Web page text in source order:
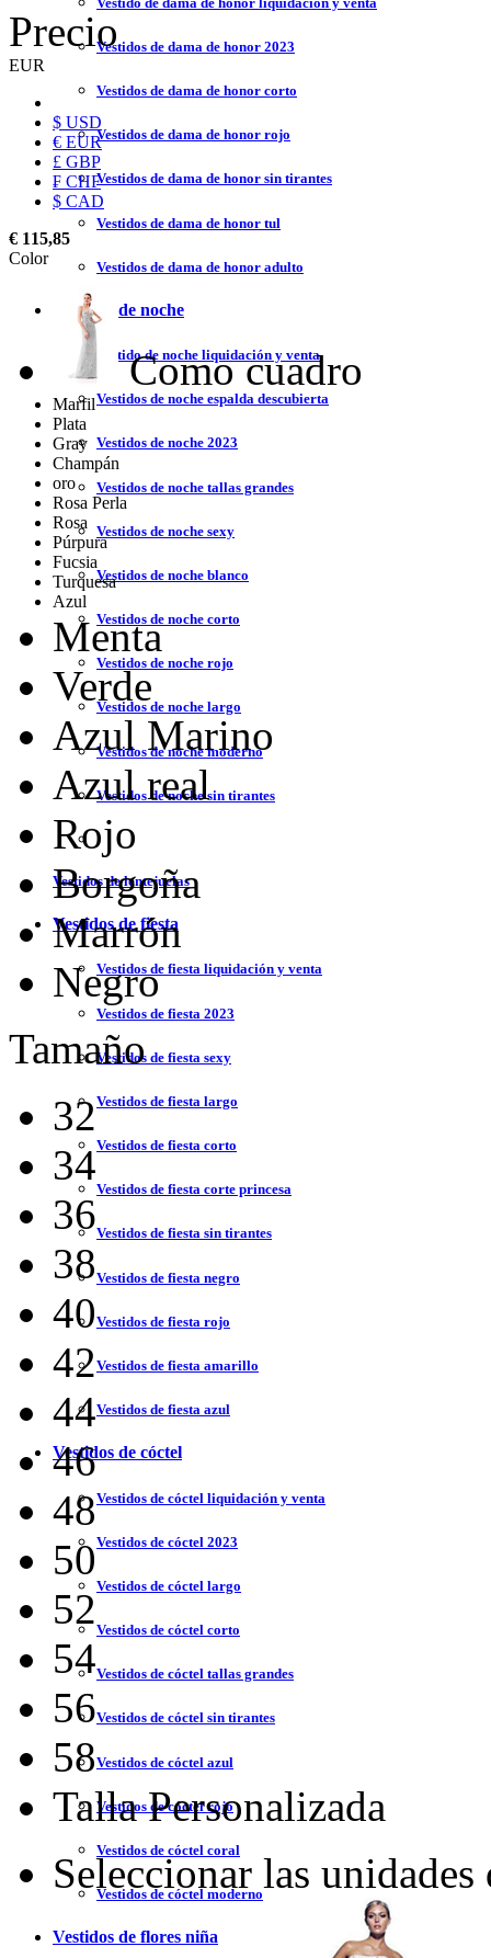
Vestidos de dama de honor 2023
Vestidos de dama de honor corto
Vestidos de dama de honor rojo
Vestidos de dama de honor sin tirantes
Vestidos de dama de honor tul
Vestidos de dama de honor adulto
Vestidos de noche
Vestido de noche liquidación y venta
Vestidos de noche espalda descubierta
Vestidos de noche 2023
Vestidos de noche tallas grandes
Vestidos de noche sexy
Vestidos de noche blanco
Vestidos de noche corto
Vestidos de noche rojo
Vestidos de noche largo
Vestidos de noche moderno
Vestidos de noche sin tirantes
Vestidos de lentejuelas
Vestidos de fiesta
Vestidos de fiesta liquidación y venta
Vestidos de fiesta 2023
Vestidos de fiesta sexy
Vestidos de fiesta largo
Vestidos de fiesta corto
Vestidos de fiesta corte princesa
Vestidos de fiesta sin tirantes
Vestidos de fiesta negro
Vestidos de fiesta rojo
Vestidos de fiesta amarillo
Vestidos de fiesta azul
Vestidos de cóctel
Vestidos de cóctel liquidación y venta
Vestidos de cóctel 2023
Vestidos de cóctel largo
Vestidos de cóctel corto
Vestidos de cóctel tallas grandes
Vestidos de cóctel sin tirantes
Vestidos de cóctel azul
Vestidos de cóctel rojo
Vestidos de cóctel coral
Vestidos de cóctel moderno
Vestidos de flores niña
Precio
EUR
$ USD
€ EUR
£ GBP
₣ CHF
$ CAD
€ 115,85
Color
Como cuadro
Marfil
Plata
Gray
Champán
oro
Rosa Perla
Rosa
Púrpura
Fucsia
Turquesa
Azul
Menta
Verde
Azul Marino
Azul real
Rojo
Borgoña
Marrón
Negro
Tamaño
32
34
36
38
40
42
44
46
48
50
52
54
56
58
Talla Personalizada
Seleccionar las